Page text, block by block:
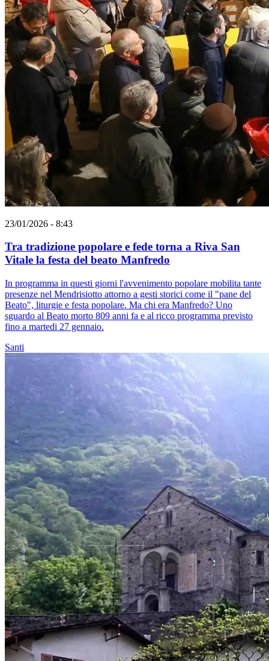
23/01/2026 - 8:43
Tra tradizione popolare e fede torna a Riva San
Vitale la festa del beato Manfredo
In programma in questi giorni l'avvenimento popolare mobilita tante
presenze nel Mendrisiotto attorno a gesti storici come il "pane del
Beato", liturgie e festa popolare. Ma chi era Manfredo? Uno
sguardo al Beato morto 809 anni fa e al ricco programma previsto
fino a martedi 27 gennaio.
Santi